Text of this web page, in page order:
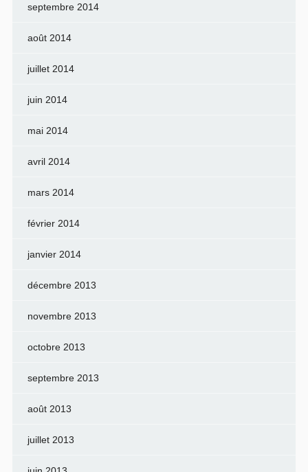
septembre 2014
août 2014
juillet 2014
juin 2014
mai 2014
avril 2014
mars 2014
février 2014
janvier 2014
décembre 2013
novembre 2013
octobre 2013
septembre 2013
août 2013
juillet 2013